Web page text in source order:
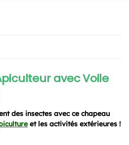
avec Voile
des insectes avec ce chapeau
et les activités extérieures !